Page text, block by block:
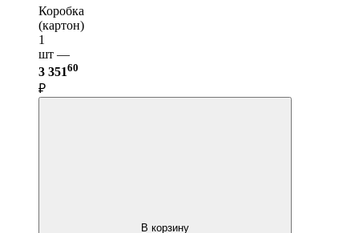
Коробка
(картон)
1
шт —
3 35160
₽
В корзину